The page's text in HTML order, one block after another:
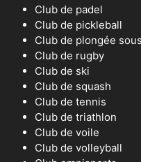
Club de padel
Club de pickleball
Club de plongée
Club de rugby
Club de ski
Club de squash
Club de tennis
Club de triathlon
Club de voile
Club de volleyball